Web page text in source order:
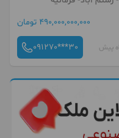
490,000,000,000 تومان
091270***30